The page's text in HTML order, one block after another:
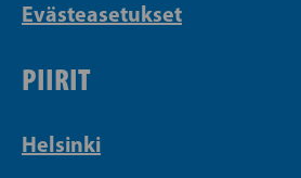
Evästeasetukset
PIIRIT
Helsinki